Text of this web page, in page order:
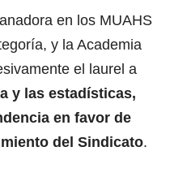
en los MUAHS
y la Academia
el laurel a
y las estadísticas,
en favor de
del Sindicato.